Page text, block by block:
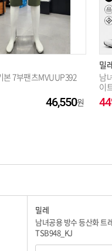
본 7부팬츠MVUUP392
46,550
밀
남
이
밀레
남녀공용 방수 등산화 트
TSB948_KJ